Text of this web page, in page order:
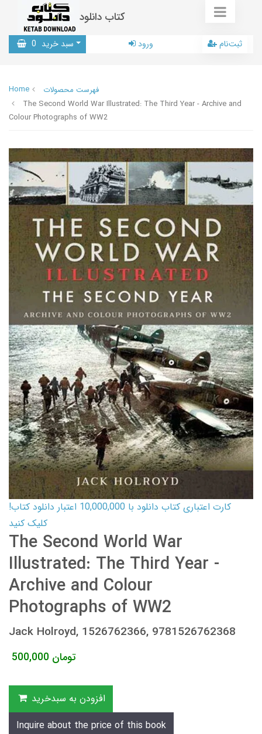
کتاب دانلود
سبد خرید 0 ورود ثبت‌نام
Home
فهرست محصولات
The Second World War Illustrated: The Third Year - Archive and
Colour Photographs of WW2
کارت اعتباری کتاب دانلود با 10,000,000 اعتبار دانلود کتاب!
کلیک کنید
The Second World War
Illustrated: The Third Year -
Archive and Colour
Photographs of WW2
Jack Holroyd, 1526762366, 9781526762368
500,000 تومان
افزودن به سبدخرید
Inquire about the price of this book